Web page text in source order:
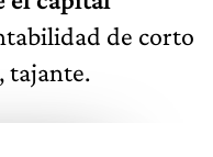
de corto
tajante.